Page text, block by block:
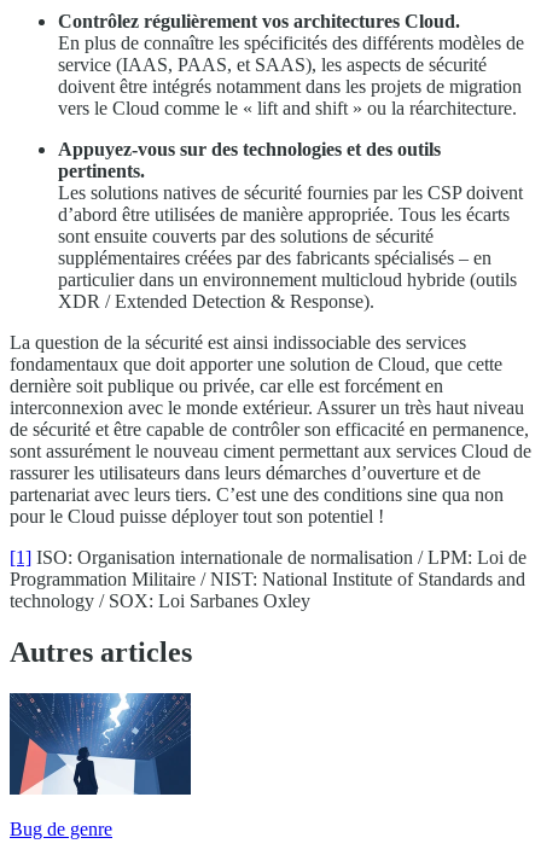
Contrôlez régulièrement vos architectures Cloud.
En plus de connaître les spécificités des différents modèles de
service (IAAS, PAAS, et SAAS), les aspects de sécurité
doivent être intégrés notamment dans les projets de migration
vers le Cloud comme le « lift and shift » ou la réarchitecture.
Appuyez-vous sur des technologies et des outils
pertinents.
Les solutions natives de sécurité fournies par les CSP doivent
d’abord être utilisées de manière appropriée. Tous les écarts
sont ensuite couverts par des solutions de sécurité
supplémentaires créées par des fabricants spécialisés – en
particulier dans un environnement multicloud hybride (outils
XDR / Extended Detection & Response).
La question de la sécurité est ainsi indissociable des services
fondamentaux que doit apporter une solution de Cloud, que cette
dernière soit publique ou privée, car elle est forcément en
interconnexion avec le monde extérieur. Assurer un très haut niveau
de sécurité et être capable de contrôler son efficacité en permanence,
sont assurément le nouveau ciment permettant aux services Cloud de
rassurer les utilisateurs dans leurs démarches d’ouverture et de
partenariat avec leurs tiers. C’est une des conditions sine qua non
pour le Cloud puisse déployer tout son potentiel !
[1] ISO: Organisation internationale de normalisation / LPM: Loi de
Programmation Militaire / NIST: National Institute of Standards and
technology / SOX: Loi Sarbanes Oxley
Autres articles
Bug de genre